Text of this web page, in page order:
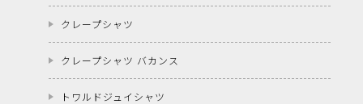
クレープシャツ
クレープシャツ バカンス
トワルドジュイシャツ